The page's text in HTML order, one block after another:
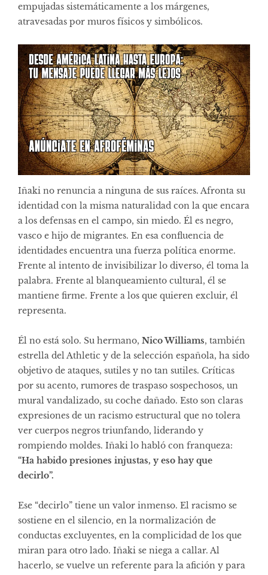
empujadas sistemáticamente a los márgenes,
atravesadas por muros físicos y simbólicos.
Iñaki no renuncia a ninguna de sus raíces. Afronta su
identidad con la misma naturalidad con la que encara
a los defensas en el campo, sin miedo. Él es negro,
vasco e hijo de migrantes. En esa confluencia de
identidades encuentra una fuerza política enorme.
Frente al intento de invisibilizar lo diverso, él toma la
palabra. Frente al blanqueamiento cultural, él se
mantiene firme. Frente a los que quieren excluir, él
representa.
Él no está solo. Su hermano, Nico Williams, también
estrella del Athletic y de la selección española, ha sido
objetivo de ataques, sutiles y no tan sutiles. Críticas
por su acento, rumores de traspaso sospechosos, un
mural vandalizado, su coche dañado. Esto son claras
expresiones de un racismo estructural que no tolera
ver cuerpos negros triunfando, liderando y
rompiendo moldes. Iñaki lo habló con franqueza:
“Ha habido presiones injustas, y eso hay que
decirlo”.
Ese “decirlo” tiene un valor inmenso. El racismo se
sostiene en el silencio, en la normalización de
conductas excluyentes, en la complicidad de los que
miran para otro lado. Iñaki se niega a callar. Al
hacerlo, se vuelve un referente para la afición y para